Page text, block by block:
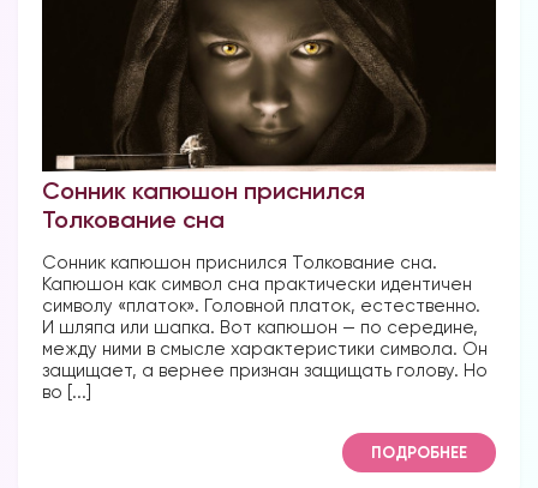
Сонник капюшон приснился
Толкование сна
Сонник капюшон приснился Толкование сна.
Капюшон как символ сна практически идентичен
символу «платок». Головной платок, естественно.
И шляпа или шапка. Вот капюшон — по середине,
между ними в смысле характеристики символа. Он
защищает, а вернее признан защищать голову. Но
во [...]
ПОДРОБНЕЕ